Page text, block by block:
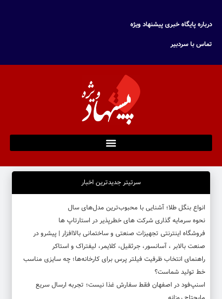
درباره پایگاه خبری پیشنهاد ویژه
تماس با سردبیر
سرتیتر جدیدترین اخبار
انواع بنگل طلا؛ آشنایی با محبوب‌ترین مدل‌های سال
نحوه سرمایه‌ گذاری شرکت‌ های خطرپذیر در استارتاپ ها
فروشگاه اینترنتی تجهیزات صنعتی و ساختمانی بالاافزار | پیشرو در
صنعت بالابر ، آسانسور، جرثقیل، کلایمر، لیفتراک و استاکر
راهنمای انتخاب ظرفیت فیلتر پرس برای کارخانه‌ها؛ چه سایزی مناسب
خط تولید شماست؟
اسنپ‌فود در اصفهان فقط سفارش غذا نیست؛ تجربه ارسال سریع